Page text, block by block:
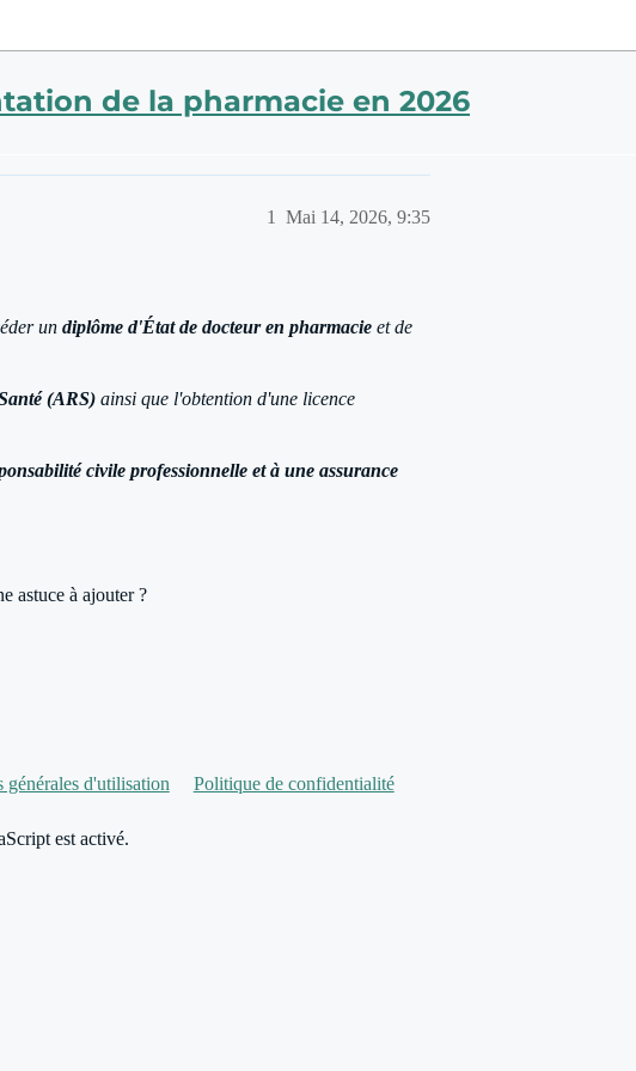
de la pharmacie en 2026
Mai 14, 2026, 9:35
1
un diplôme d'État de docteur en pharmacie et de
(ARS) ainsi que l'obtention d'une licence
civile professionnelle et à une assurance
astuce à ajouter ?
générales d'utilisation Politique de confidentialité
est activé.